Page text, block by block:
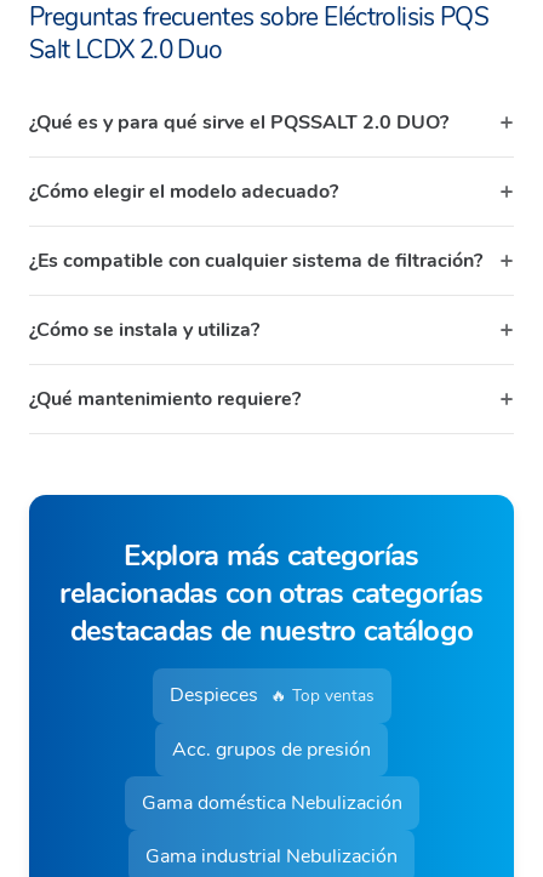
Preguntas frecuentes sobre Eléctrolisis PQS
Salt LCDX 2.0 Duo
¿Qué es y para qué sirve el PQSSALT 2.0 DUO?
¿Cómo elegir el modelo adecuado?
¿Es compatible con cualquier sistema de filtración?
¿Cómo se instala y utiliza?
¿Qué mantenimiento requiere?
Explora más categorías
relacionadas con otras categorías
destacadas de nuestro catálogo
Despieces 🔥 Top ventas
Acc. grupos de presión
Gama doméstica Nebulización
Gama industrial Nebulización